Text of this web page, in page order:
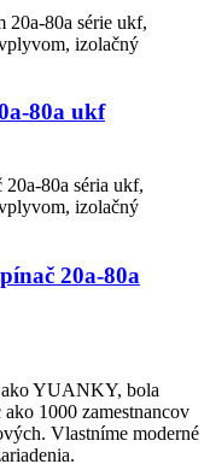
80a ukf
20a-80a
YUANKY, bola
1000 zamestnancov
Vlastníme moderné